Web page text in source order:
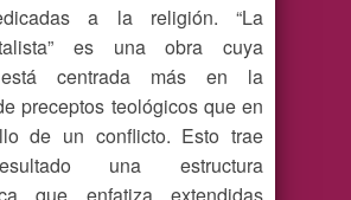
a la religión. “La
es una obra cuya
está centrada más en la
preceptos teológicos que en
de un conflicto. Esto trae
una estructura